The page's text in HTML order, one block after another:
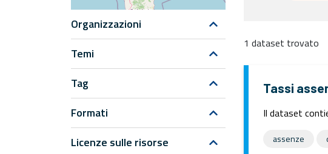
Organizzazioni
Temi
Tag
Formati
Licenze sulle risorse
1 dataset trovato
Tassi
Il dataset
assenze